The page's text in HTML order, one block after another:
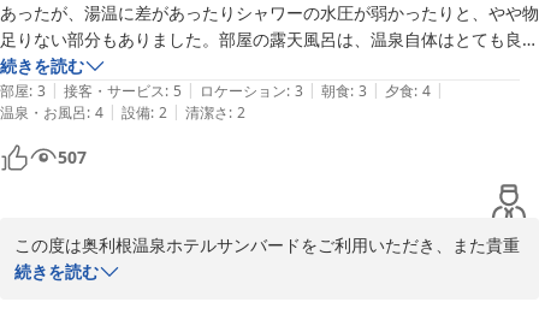
「また機会があったら」とのお言葉を励みに、次回もご家族皆様に
お会いできますことを楽しみにお待ちしております。
１１種類の貸切露天風呂 水上高原／奥利根温泉 ホテルサンバー
ド
2026-04-15
あったが、湯温に差があったりシャワーの水圧が弱かったりと、やや物
足りない部分もありました。部屋の露天風呂は、温泉自体はとても良か
ったが、洗い場がないことと、仕切りに隙間があって少し気になりまし
た。
部屋は壁のコンセントが外れかけていたり、ドアの建て付けが悪かった
りと古さが目立ちました。
夕食はスタッフさんが丁寧にメニューの説明をしてくれて、他の口コミ
どおりボリュームがありました。口に合わないものもありましたが満足
朝食はもつ煮が美味しかったです。それ以外は普通でした。
続きを読む
部屋: 3 | 接客・サービス: 5 | ロケーション: 3 | 朝食: 3 | 夕食: 4 |
温泉・お風呂: 4 | 設備: 2 | 清潔さ: 2
507
この度は奥利根温泉ホテルサンバードをご利用いただき、また貴重
なお時間を割いて丁寧なご感想をお寄せいただき誠にありがとうご
続きを読む